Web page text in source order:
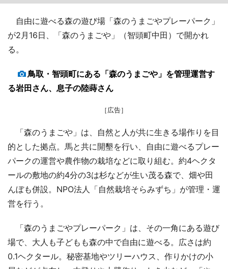
自由に遊べる森の遊び場「森のうまごやプレーパーク」
が2月16日、「森のうまごや」（智頭町中田）で開かれ
る。
鳥取・智頭町にある「森のうまごや」を管理運営す
る岩田さん、息子の陸蒔さん
［広告］
「森のうまごや」は、自然と人が共に生きる場作りを目
的とした拠点。馬と共に開墾を行い、自由に遊べるプレー
パークの運営や農作物の栽培などに取り組む。約4ヘクタ
ールの敷地の約4分の3は杉などが生い茂る森で、畑や田
んぼも併設。NPO法人「自然栽培そらみずち」が管理・運
営を行う。
「森のうまごやプレーパーク」は、その一角にある遊び
場で、大人も子どもも森の中で自由に遊べる。広さは約
0.1ヘクタール。秘密基地やツリーハウス、作りかけの小